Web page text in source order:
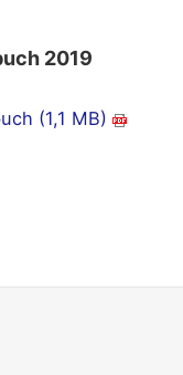
2019
(1,1 MB)